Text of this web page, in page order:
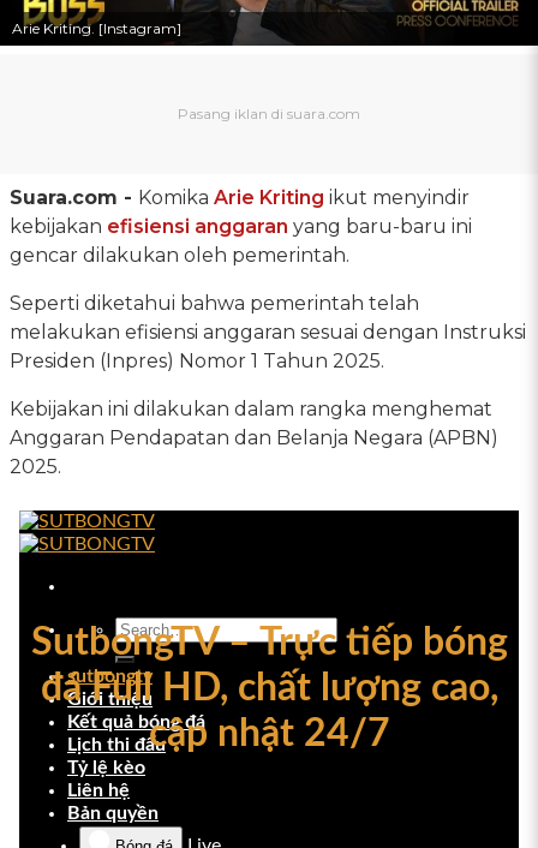
Arie Kriting. [Instagram]
Suara.com - Komika Arie Kriting ikut menyindir
kebijakan efisiensi anggaran yang baru-baru ini
gencar dilakukan oleh pemerintah.
Seperti diketahui bahwa pemerintah telah
melakukan efisiensi anggaran sesuai dengan Instruksi
Presiden (Inpres) Nomor 1 Tahun 2025.
Kebijakan ini dilakukan dalam rangka menghemat
Anggaran Pendapatan dan Belanja Negara (APBN)
2025.